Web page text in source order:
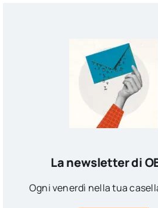
La newsletter di
Ogni venerdì nella tua